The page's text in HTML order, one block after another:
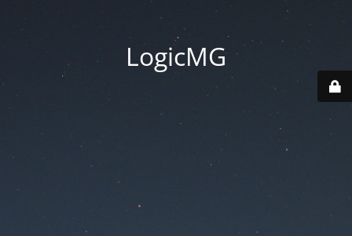
LogicMG